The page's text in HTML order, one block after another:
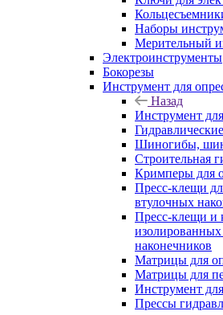
Наборы
Мерительный
Электроинструменты
Бокорезы
Инструмент для
Назад
Инструмент
Шиногибы,
Строительная
Кримперы для
Пресс-клещи
втулочных
Пресс-клещи и
наконечников
Матрицы для
Матрицы для
Инструмент
Прессы